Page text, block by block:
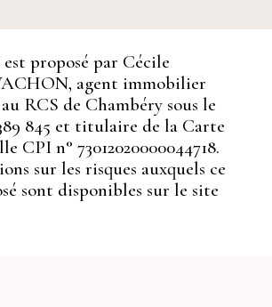
proposé par Cécile
agent immobilier
RCS de Chambéry sous le
845 et titulaire de la Carte
CPI n° 73012020000044718.
sur les risques auxquels ce
sont disponibles sur le site